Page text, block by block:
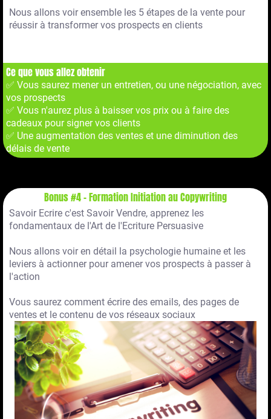
Nous allons voir ensemble les 5 étapes de la vente pour
réussir à transformer vos prospects en clients
Ce que vous allez obtenir
✅ Vous saurez mener un entretien, ou une négociation, avec
vos prospects
✅ Vous n'aurez plus à baisser vos prix ou à faire des
cadeaux pour signer vos clients
✅ Une augmentation des ventes et une diminution des
délais de vente
Bonus #4 - Formation Initiation au Copywriting
Savoir Ecrire c'est Savoir Vendre, apprenez les
fondamentaux de l'Art de l'Ecriture Persuasive
Nous allons voir en détail la psychologie humaine et les
leviers à actionner pour amener vos prospects à passer à
l'action
Vous saurez comment écrire des emails, des pages de
ventes et le contenu de vos réseaux sociaux